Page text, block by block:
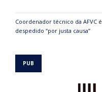
Coordenador técnico da AFVC é
despedido “por justa causa”